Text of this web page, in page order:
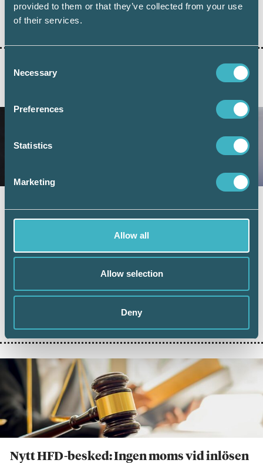
provided to them or that they’ve collected from your use
of their services.
Selection
Necessary
Preferences
Statistics
Marketing
Allow all
Allow selection
Deny
Dela:
redovisningskonsulterna bidrar till
6 juli 2026
Digital inlämning av årsredovisningar fortsätter att öka.
Under juni 2026 sattes ett nytt rekord när 101 126 företag
lämnade in sin årsredovisning digitalt – första gången
visar ny statistik från Bolagsverket att digital inlämning
Nytt HFD-besked: Ingen moms vid inlösen